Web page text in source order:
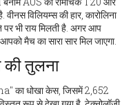
विलियम्स की हार, कारोलिना
पर भी राय मिलती है. अगर आप
मैच का सारा सार मिल जाएगा.
की तुलना
का धोखा केस, जिसमें 2,652